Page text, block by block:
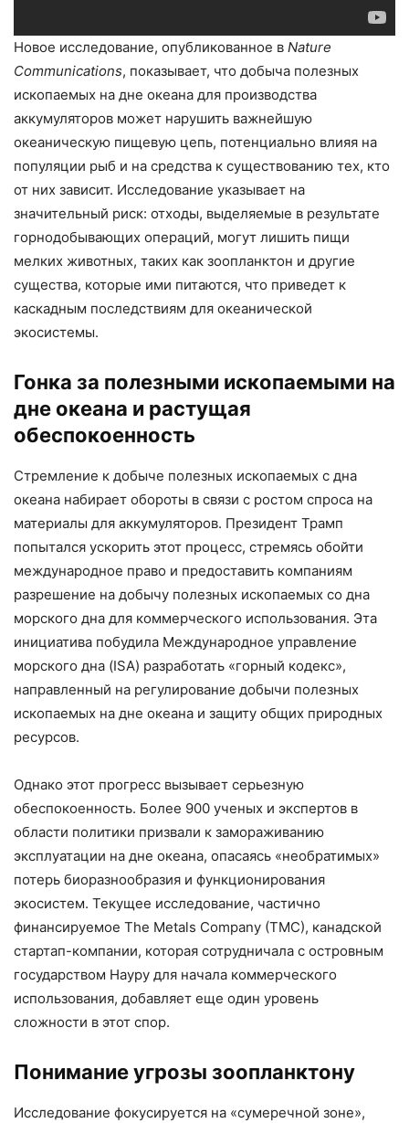
Новое исследование, опубликованное в Nature
Communications, показывает, что добыча полезных
ископаемых на дне океана для производства
аккумуляторов может нарушить важнейшую
океаническую пищевую цепь, потенциально влияя на
популяции рыб и на средства к существованию тех, кто
от них зависит. Исследование указывает на
значительный риск: отходы, выделяемые в результате
горнодобывающих операций, могут лишить пищи
мелких животных, таких как зоопланктон и другие
существа, которые ими питаются, что приведет к
каскадным последствиям для океанической
экосистемы.
Гонка за полезными ископаемыми на
дне океана и растущая
обеспокоенность
Стремление к добыче полезных ископаемых с дна
океана набирает обороты в связи с ростом спроса на
материалы для аккумуляторов. Президент Трамп
попытался ускорить этот процесс, стремясь обойти
международное право и предоставить компаниям
разрешение на добычу полезных ископаемых со дна
морского дна для коммерческого использования. Эта
инициатива побудила Международное управление
морского дна (ISA) разработать «горный кодекс»,
направленный на регулирование добычи полезных
ископаемых на дне океана и защиту общих природных
ресурсов.
Однако этот прогресс вызывает серьезную
обеспокоенность. Более 900 ученых и экспертов в
области политики призвали к замораживанию
эксплуатации на дне океана, опасаясь «необратимых»
потерь биоразнообразия и функционирования
экосистем. Текущее исследование, частично
финансируемое The Metals Company (TMC), канадской
стартап-компании, которая сотрудничала с островным
государством Науру для начала коммерческого
использования, добавляет еще один уровень
сложности в этот спор.
Понимание угрозы зоопланктону
Исследование фокусируется на «сумеречной зоне»,